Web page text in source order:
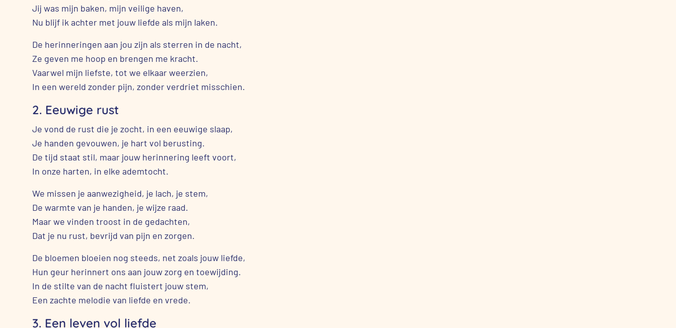
Jij was mijn baken, mijn veilige haven,
Nu blijf ik achter met jouw liefde als mijn laken.
De herinneringen aan jou zijn als sterren in de nacht,
Ze geven me hoop en brengen me kracht.
Vaarwel mijn liefste, tot we elkaar weerzien,
In een wereld zonder pijn, zonder verdriet misschien.
2. Eeuwige rust
Je vond de rust die je zocht, in een eeuwige slaap,
Je handen gevouwen, je hart vol berusting.
De tijd staat stil, maar jouw herinnering leeft voort,
In onze harten, in elke ademtocht.
We missen je aanwezigheid, je lach, je stem,
De warmte van je handen, je wijze raad.
Maar we vinden troost in de gedachten,
Dat je nu rust, bevrijd van pijn en zorgen.
De bloemen bloeien nog steeds, net zoals jouw liefde,
Hun geur herinnert ons aan jouw zorg en toewijding.
In de stilte van de nacht fluistert jouw stem,
Een zachte melodie van liefde en vrede.
3. Een leven vol liefde